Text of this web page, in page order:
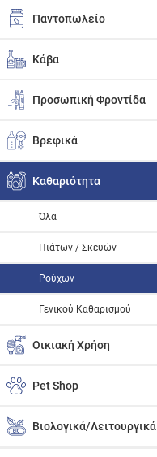
Παντοπωλείο
Κάβα
Προσωπική Φροντίδα
Βρεφικά
Καθαριότητα
Όλα
Πιάτων / Σκευών
Ρούχων
Γενικού Καθαρισμού
Οικιακή Χρήση
Pet Shop
Βιολογικά/Λειτουργικά